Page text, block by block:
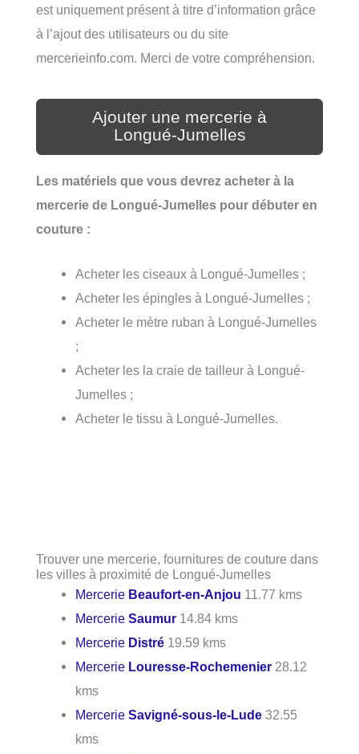
est uniquement présent à titre d’information grâce
à l’ajout des utilisateurs ou du site
mercerieinfo.com. Merci de votre compréhension.
Ajouter une mercerie à
Longué-Jumelles
Les matériels que vous devrez acheter à la
mercerie de Longué-Jumelles pour débuter en
couture :
Acheter les ciseaux à Longué-Jumelles ;
Acheter les épingles à Longué-Jumelles ;
Acheter le mètre ruban à Longué-Jumelles
;
Acheter les la craie de tailleur à Longué-
Jumelles ;
Acheter le tissu à Longué-Jumelles.
Trouver une mercerie, fournitures de couture dans
les villes à proximité de Longué-Jumelles
Mercerie Beaufort-en-Anjou 11.77 kms
MercerieSaumur 14.84 kms
Mercerie Distré 19.59 kms
Mercerie Louresse-Rochemenier 28.12
kms
MercerieSavigné-sous-le-Lude 32.55
kms